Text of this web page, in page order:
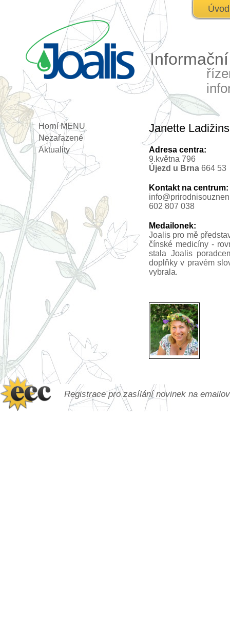
Úvod
Horní MENU
Nezařazené
Aktuality
Janette
Adresa centra:
9.května 796
Újezd u Brna 664 53
Kontakt na centrum:
602 807 038
Medailonek:
Joalis pro mě
čínské medicíny -
stala Joalis
doplňky v pravém
vybrala.
Registrace pro zasílání novinek na